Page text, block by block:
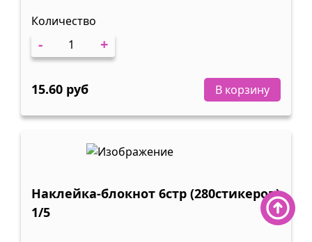
Количество
- +
15.60 руб В корзину
Наклейка-блокнот 6стр (280стикеров)
1/5